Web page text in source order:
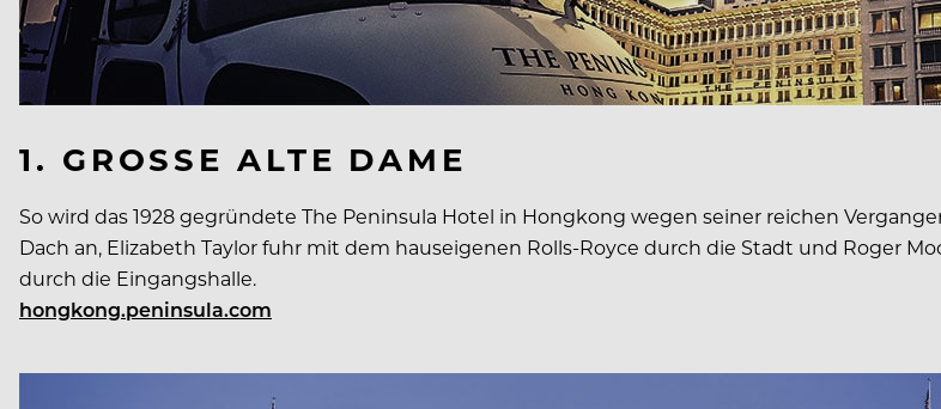
1. GROSSE ALTE DAME
So wird das 1928 gegründete The Peninsula Hotel in Hongkong wegen seiner reichen
Dach an, Elizabeth Taylor fuhr mit dem hauseigenen Rolls-Royce durch die Stadt und Roger
durch die Eingangshalle.
hongkong.peninsula.com